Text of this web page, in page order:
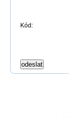
Kód: